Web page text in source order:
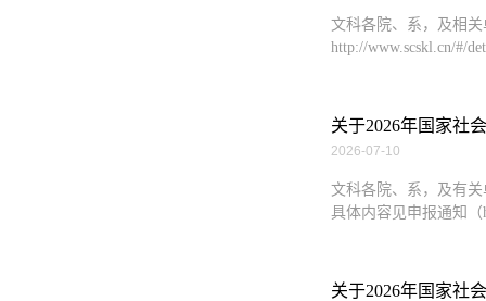
文科各院、系，及相
http://www.scskl.cn/#/
关于2026年国家社
2026-07-10
文科各院、系，及有
具体内容见申报通知（
关于2026年国家社